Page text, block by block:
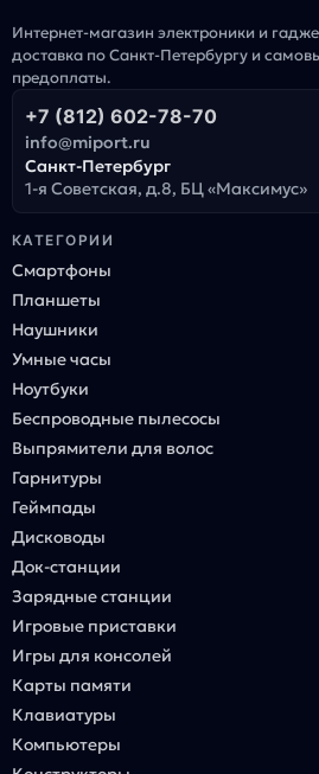
Интернет-магазин электроники и
доставка по Санкт-Петербургу и
предоплаты.
+7 (812) 602-78-70
info@miport.ru
Санкт-Петербург
1-я Советская, д.8, БЦ «Максимус»
КАТЕГОРИИ
Смартфоны
Планшеты
Наушники
Умные часы
Ноутбуки
Беспроводные пылесосы
Выпрямители для волос
Гарнитуры
Геймпады
Дисководы
Док-станции
Зарядные станции
Игровые приставки
Игры для консолей
Карты памяти
Клавиатуры
Компьютеры